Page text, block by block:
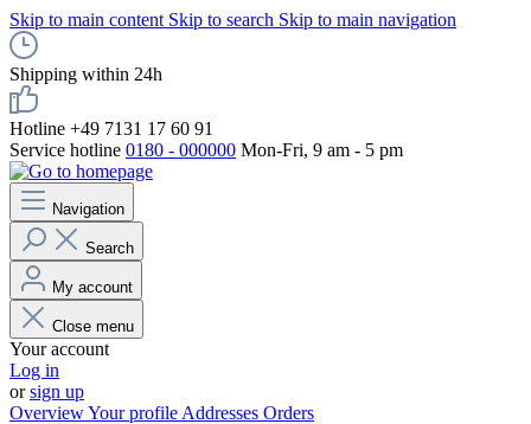
Skip to main content Skip to search Skip to main navigation
Shipping within 24h
Hotline +49 7131 17 60 91
Service hotline 0180 - 000000 Mon-Fri, 9 am - 5 pm
Navigation
Search
My account
Close menu
Your account
Log in
orsign up
OverviewYour profile Addresses Orders